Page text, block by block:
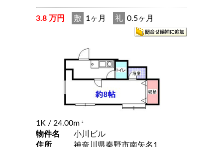
3.8 万円 敷 1ヶ月 礼 0.5ヶ月
1K / 24.00m 2
物件名
小川ビル
住所
神奈川県秦野市南矢名1